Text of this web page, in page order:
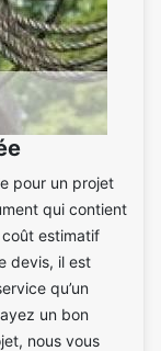
pour un projet
qui contient
estimatif
devis, il est
qu’un
un bon
nous vous